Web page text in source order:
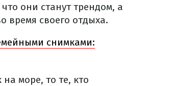
они станут трендом, а
время своего отдыха.
снимками:
море, то те, кто